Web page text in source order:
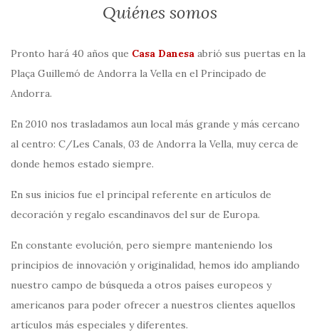
Quiénes somos
Pronto hará 40 años que Casa Danesa abrió sus puertas en la
Plaça Guillemó de Andorra la Vella en el Principado de
Andorra.
En 2010 nos trasladamos aun local más grande y más cercano
al centro: C/Les Canals, 03 de Andorra la Vella, muy cerca de
donde hemos estado siempre.
En sus inicios fue el principal referente en artículos de
decoración y regalo escandinavos del sur de Europa.
En constante evolución, pero siempre manteniendo los
principios de innovación y originalidad, hemos ido ampliando
nuestro campo de búsqueda a otros países europeos y
americanos para poder ofrecer a nuestros clientes aquellos
artículos más especiales y diferentes.